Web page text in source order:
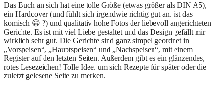
Das Buch an sich hat eine tolle Größe (etwas größer als DIN A5),
ein Hardcover (und fühlt sich irgendwie richtig gut an, ist das
komisch 😀 ?) und qualitativ hohe Fotos der liebevoll angerichteten
Gerichte. Es ist mit viel Liebe gestaltet und das Design gefällt mir
wirklich sehr gut. Die Gerichte sind ganz simpel geordnet in
„Vorspeisen“, „Hauptspeisen“ und „Nachspeisen“, mit einem
Register auf den letzten Seiten. Außerdem gibt es ein glänzendes,
rotes Lesezeichen! Tolle Idee, um sich Rezepte für später oder die
zuletzt gelesene Seite zu merken.